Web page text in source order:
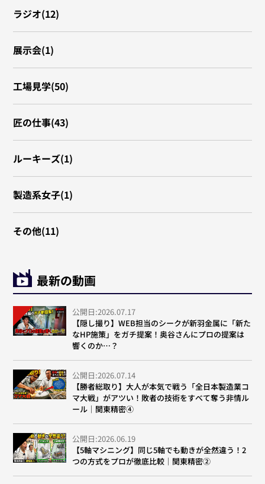
ラジオ(12)
展示会(1)
工場見学(50)
匠の仕事(43)
ルーキーズ(1)
製造系女子(1)
その他(11)
最新の動画
公開日:2026.07.17
【隠し撮り】WEB担当のシークが新羽金属に「新た
なHP施策」をガチ提案！奥谷さんにプロの提案は
響くのか…？
公開日:2026.07.14
【勝者総取り】大人が本気で戦う「全日本製造業コ
マ大戦」がアツい！敗者の技術をすべて奪う非情ル
ール｜関東精密④
公開日:2026.06.19
【5軸マシニング】同じ5軸でも動きが全然違う！2
つの方式をプロが徹底比較｜関東精密②